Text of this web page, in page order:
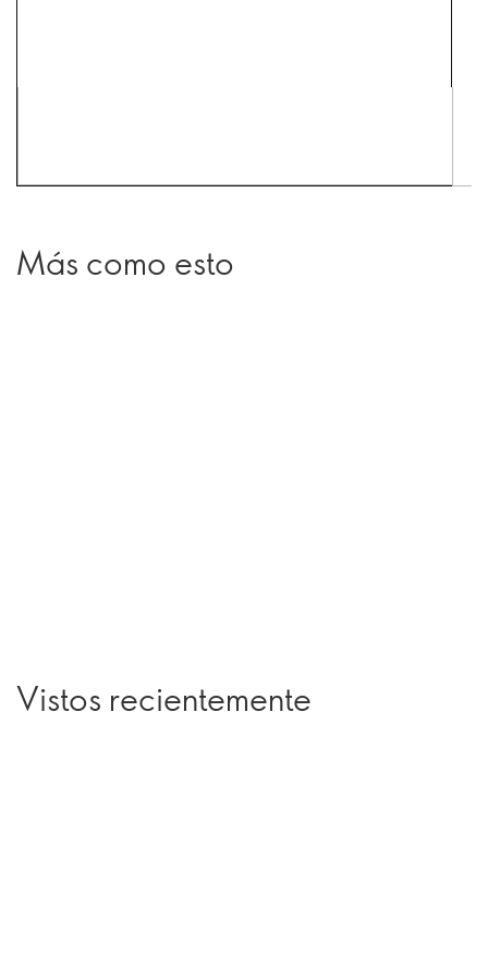
Más como esto
Vistos recientemente